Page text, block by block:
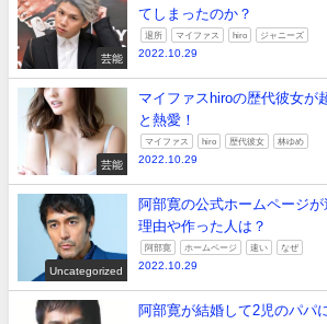
芸能
てしまったのか？
退所 マイファス hiro ジャニーズ
2022.10.29
芸能
マイファスhiroの歴代彼女が
と熱愛！
マイファス hiro 歴代彼女 林ゆめ
2022.10.29
Uncategorized
阿部寛の公式ホームページ
理由や作った人は？
阿部寛 ホームページ 速い なぜ
2022.10.29
阿部寛が結婚して2児のパパ